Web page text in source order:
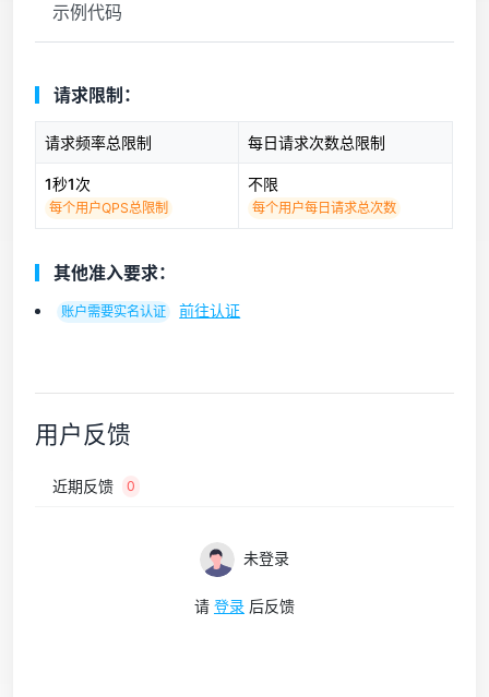
示例代码
请求限制：
请求频率总限制 每日请求次数总限制
1秒1次
每个用户QPS总限制
不限
每个用户每日请求总次数
其他准入要求：
账户需要实名认证 前往认证
用户反馈
近期反馈 0
未登录
请 登录 后反馈